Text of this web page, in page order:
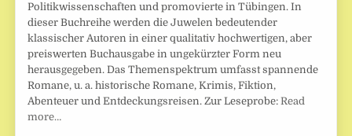
Politikwissenschaften und promovierte in Tübingen. In
dieser Buchreihe werden die Juwelen bedeutender
klassischer Autoren in einer qualitativ hochwertigen, aber
preiswerten Buchausgabe in ungekürzter Form neu
herausgegeben. Das Themenspektrum umfasst spannende
Romane, u. a. historische Romane, Krimis, Fiktion,
Abenteuer und Entdeckungsreisen. Zur Leseprobe:Read
more…